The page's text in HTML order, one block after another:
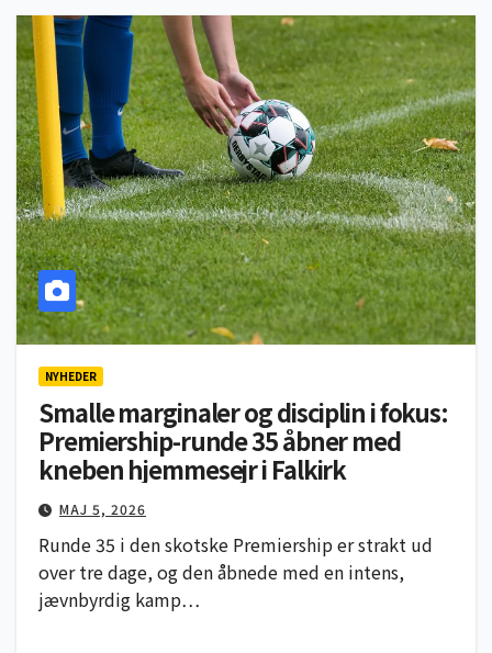
NYHEDER
Smalle marginaler og disciplin i fokus:
Premiership-runde 35 åbner med
kneben hjemme­sejr i Falkirk
MAJ 5, 2026
Runde 35 i den skotske Premiership er strakt ud
over tre dage, og den åbnede med en intens,
jævnbyrdig kamp…